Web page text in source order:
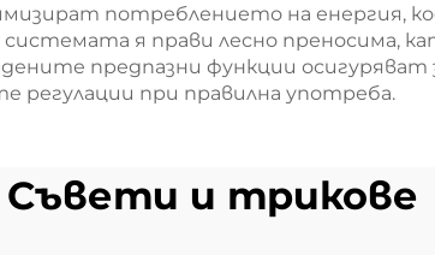
потреблението на енергия,
я прави лесно преносима,
предпазни функции
при правилна употреба.
Съвети и трикове